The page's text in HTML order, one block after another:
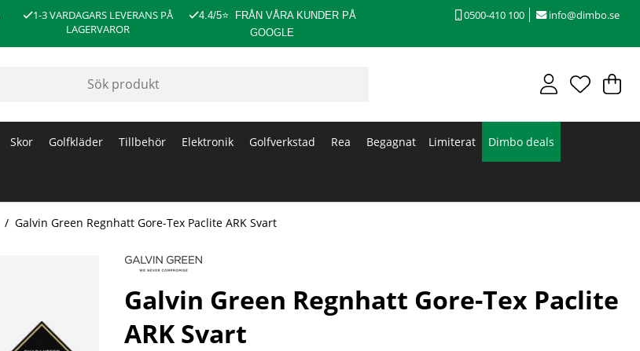
1-3 VARDAGARS LEVERANS PÅ
LAGERVAROR
4.4/5⭐
FRÅN VÅRA KUNDER PÅ
GOOGLE
0500-410 100 info@dimbo.se
.
Skor Golfkläder Tillbehör Elektronik Golfverkstad Rea Begagnat Limiterat Dimbo deals
Galvin Green Regnhatt Gore-Tex Paclite ARK Svart
Galvin Green Regnhatt Gore-Tex Paclite
ARK Svart